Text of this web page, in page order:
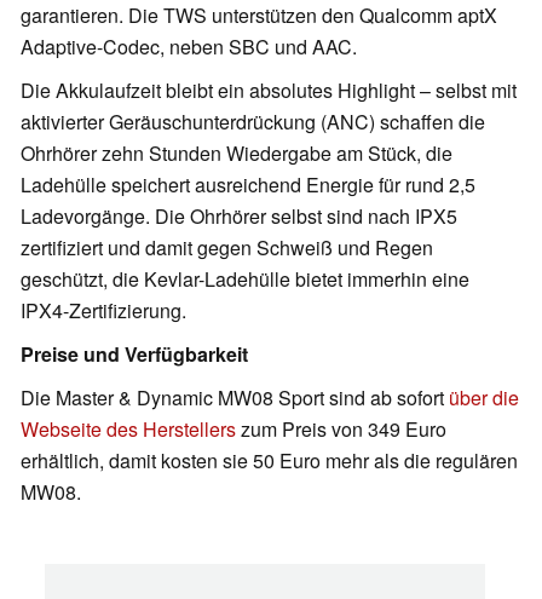
garantieren. Die TWS unterstützen den Qualcomm aptX
Adaptive-Codec, neben SBC und AAC.
Die Akkulaufzeit bleibt ein absolutes Highlight – selbst mit
aktivierter Geräuschunterdrückung (ANC) schaffen die
Ohrhörer zehn Stunden Wiedergabe am Stück, die
Ladehülle speichert ausreichend Energie für rund 2,5
Ladevorgänge. Die Ohrhörer selbst sind nach IPX5
zertifiziert und damit gegen Schweiß und Regen
geschützt, die Kevlar-Ladehülle bietet immerhin eine
IPX4-Zertifizierung.
Preise und Verfügbarkeit
Die Master & Dynamic MW08 Sport sind ab sofort über die
Webseite des Herstellerszum Preis von 349 Euro
erhältlich, damit kosten sie 50 Euro mehr als die regulären
MW08.